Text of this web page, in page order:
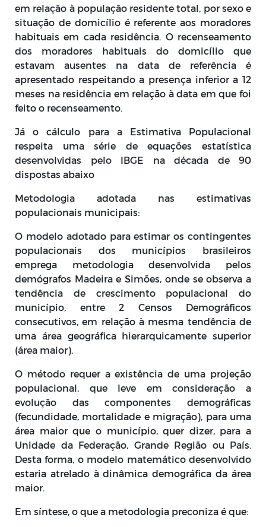
em relação à população residente total, por sexo e
situação de domicílio é referente aos moradores
habituais em cada residência. O recenseamento
dos moradores habituais do domicílio que
estavam ausentes na data de referência é
apresentado respeitando a presença inferior a 12
meses na residência em relação à data em que foi
feito o recenseamento.
Já o cálculo para a Estimativa Populacional
respeita uma série de equações estatística
desenvolvidas pelo IBGE na década de 90
dispostas abaixo
Metodologia adotada nas estimativas
populacionais municipais:
O modelo adotado para estimar os contingentes
populacionais dos municípios brasileiros
emprega metodologia desenvolvida pelos
demógrafos Madeira e Simões, onde se observa a
tendência de crescimento populacional do
município, entre 2 Censos Demográficos
consecutivos, em relação à mesma tendência de
uma área geográfica hierarquicamente superior
(área maior).
O método requer a existência de uma projeção
populacional, que leve em consideração a
evolução das componentes demográficas
(fecundidade, mortalidade e migração), para uma
área maior que o município, quer dizer, para a
Unidade da Federação, Grande Região ou País.
Desta forma, o modelo matemático desenvolvido
estaria atrelado à dinâmica demográfica da área
maior.
Em síntese, o que a metodologia preconiza é que: